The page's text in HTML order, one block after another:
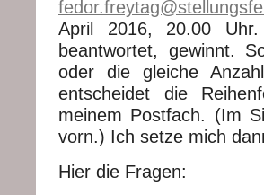
April 2016, 20.00
beantwortet, gewinnt.
oder die gleiche
entscheidet die
meinem Postfach. (Im
vorn.) Ich setze mich
Hier die Fragen: